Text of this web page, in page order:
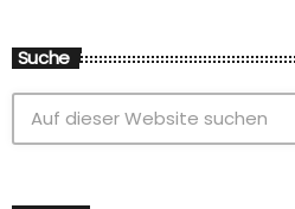
Suche